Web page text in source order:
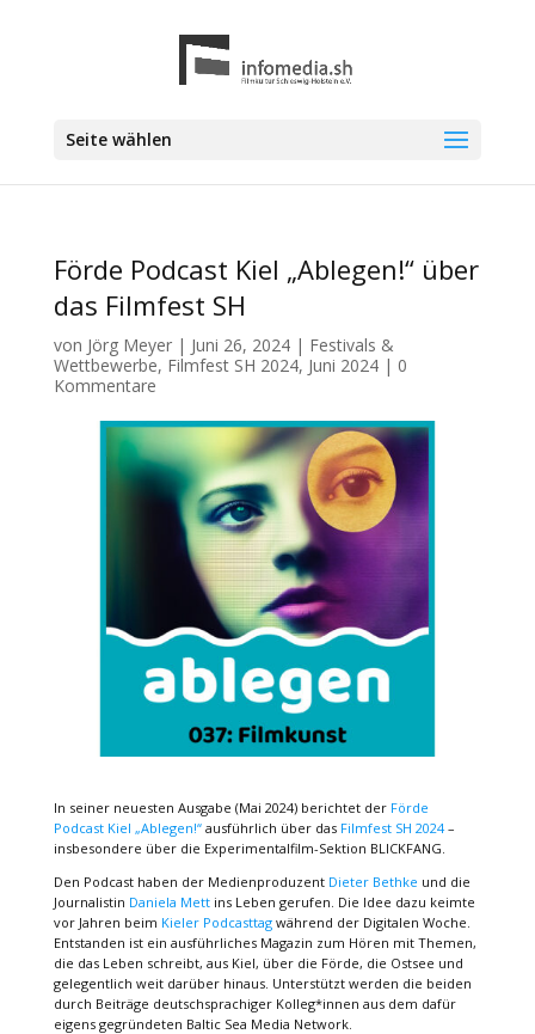
Seite wählen
Förde Podcast Kiel „Ablegen!“ über
das Filmfest SH
von Jörg Meyer| Juni 26, 2024| Festivals &
Wettbewerbe, Filmfest SH 2024, Juni 2024| 0
Kommentare
In seiner neuesten Ausgabe (Mai 2024) berichtet der Förde
Podcast Kiel „Ablegen!“ausführlich über das Filmfest SH 2024–
insbesondere über die Experimentalfilm-Sektion BLICKFANG.
Den Podcast haben der Medienproduzent Dieter Bethke und die
Journalistin Daniela Mettins Leben gerufen. Die Idee dazu keimte
vor Jahren beim Kieler Podcasttagwährend der Digitalen Woche.
Entstanden ist ein ausführliches Magazin zum Hören mit Themen,
die das Leben schreibt, aus Kiel, über die Förde, die Ostsee und
gelegentlich weit darüber hinaus. Unterstützt werden die beiden
durch Beiträge deutschsprachiger Kolleg*innen aus dem dafür
eigens gegründeten Baltic Sea Media Network.